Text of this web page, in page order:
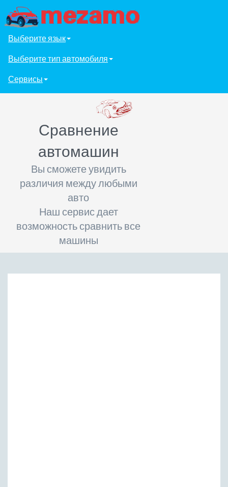
Выберите язык
Выберите тип автомобиля
Сервисы
Сравнение
автомашин
Вы сможете увидить
различия между любыми
авто
Наш сервис дает
возможность сравнить все
машины